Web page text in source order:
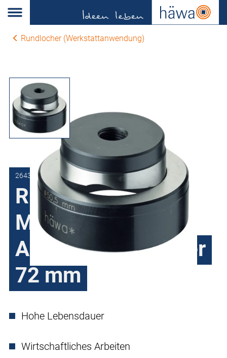
Rundlocher (Werkstattanwendung)
2643-0253-90-00
Rundlocher,
Matrizen-
Außendurchmesser
72 mm
Hohe Lebensdauer
Wirtschaftliches Arbeiten